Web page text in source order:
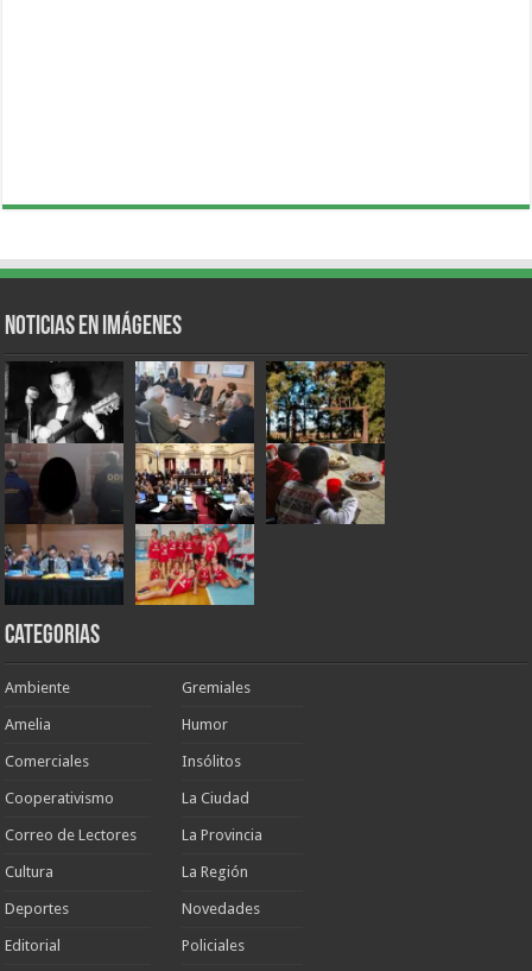
Noticias en Imágenes
Categorias
Ambiente
Amelia
Comerciales
Cooperativismo
Correo de Lectores
Cultura
Deportes
Editorial
Gremiales
Humor
Insólitos
La Ciudad
La Provincia
La Región
Novedades
Policiales